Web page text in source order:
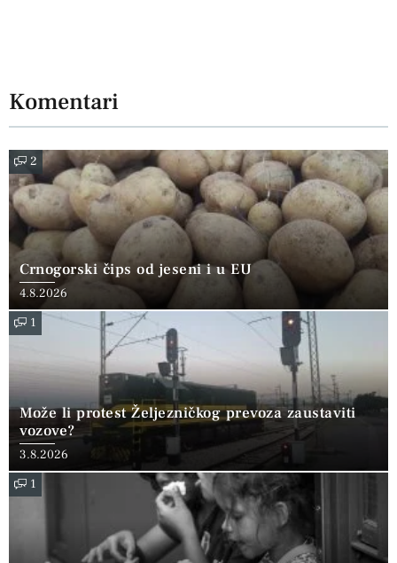
Komentari
2
Crnogorski čips od jeseni i u EU
4.8.2026
1
Može li protest Željezničkog prevoza zaustaviti
vozove?
3.8.2026
1